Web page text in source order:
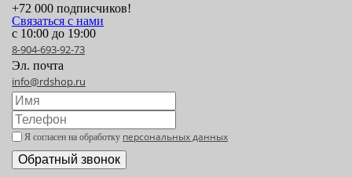
+72 000 подписчиков!
Связаться с нами
с 10:00 до 19:00
8-904-693-92-73
Эл. почта
info@rdshop.ru
Я согласен на обработку персональных данных